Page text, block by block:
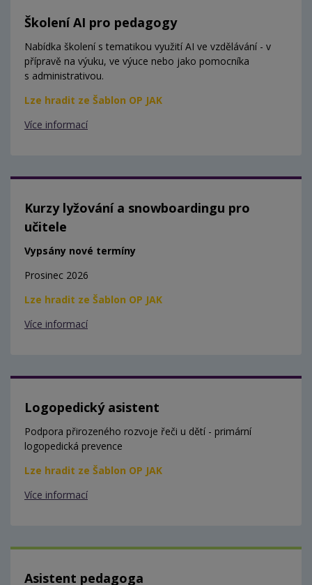
Školení AI pro pedagogy
Nabídka školení s tematikou využití AI ve vzdělávání - v
přípravě na výuku, ve výuce nebo jako pomocníka
s administrativou.
Lze hradit ze Šablon OP JAK
Více informací
Kurzy lyžování a snowboardingu pro
učitele
Vypsány nové termíny
Prosinec 2026
Lze hradit ze Šablon OP JAK
Více informací
Logopedický asistent
Podpora přirozeného rozvoje řeči u dětí - primární
logopedická prevence
Lze hradit ze Šablon OP JAK
Více informací
Asistent pedagoga